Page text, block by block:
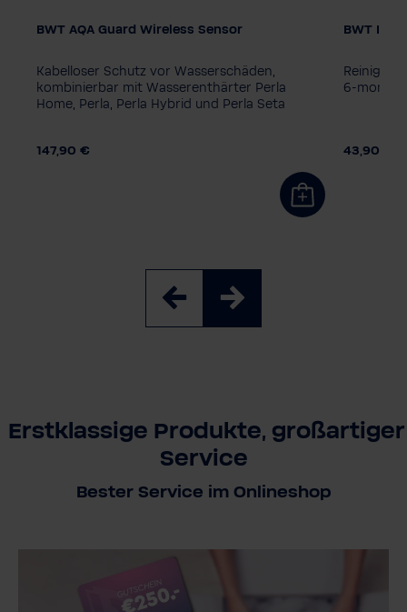
BWT AQA Guard Wireless Sensor
Kabelloser Schutz vor Wasserschäden,
kombinierbar mit Wasserenthärter Perla
Home, Perla, Perla Hybrid und Perla Seta
147,90 €
BWT
6-
43,90 €
Erstklassige Produkte, großartiger
Service
Bester Service im Onlineshop